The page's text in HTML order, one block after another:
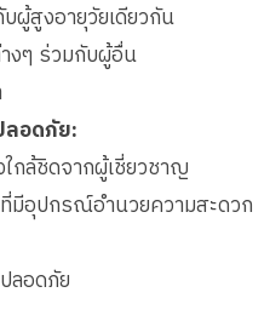
ผู้สูงอายุวัยเดียวกัน
งๆ ร่วมกับผู้อื่น
ลอดภัย:
กล้ชิดจากผู้เชี่ยวชาญ
มีอุปกรณ์อำนวยความสะดวก
ลอดภัย